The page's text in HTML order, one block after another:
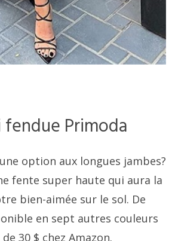
fendue Primoda
option aux longues jambes?
fente super haute qui aura la
bien-aimée sur le sol. De
en sept autres couleurs
30 $ chez Amazon.